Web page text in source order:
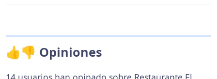
👍👎 Opiniones